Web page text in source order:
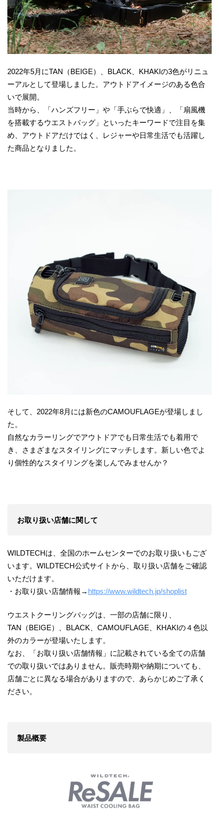
2022年5月にTAN（BEIGE）、BLACK、KHAKIの3色がリニュ
ーアルとして登場しました。アウトドアイメージのある色合
いで展開。
当時から、「ハンズフリー」や「手ぶらで快適」、「扇風機
を搭載するウエストバッグ」といったキーワードで注目を集
め、アウトドアだけではく、レジャーや日常生活でも活躍し
た商品となりました。
そして、2022年8月には新色のCAMOUFLAGEが登場しまし
た。
自然なカラーリングでアウトドアでも日常生活でも着用で
き、さまざまなスタイリングにマッチします。新しい色でよ
り個性的なスタイリングを楽しんでみませんか？
お取り扱い店舗に関して
WILDTECHは、全国のホームセンターでのお取り扱いもござ
います。WILDTECH公式サイトから、取り扱い店舗をご確認
いただけます。
・お取り扱い店舗情報→ https://www.wildtech.jp/shoplist
ウエストクーリングバッグは、一部の店舗に限り、
TAN（BEIGE）、BLACK、CAMOUFLAGE、KHAKIの４色以
外のカラーが登場いたします。
なお、「お取り扱い店舗情報」に記載されている全ての店舗
での取り扱いではありません。販売時期や納期についても、
店舗ごとに異なる場合がありますので、あらかじめご了承く
ださい。
製品概要